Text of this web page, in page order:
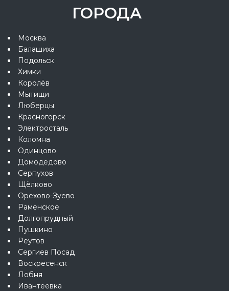
ГОРОДА
Москва
Балашиха
Подольск
Химки
Королёв
Мытищи
Люберцы
Красногорск
Электросталь
Коломна
Одинцово
Домодедово
Серпухов
Щёлково
Орехово-Зуево
Раменское
Долгопрудный
Пушкино
Реутов
Сергиев Посад
Воскресенск
Лобня
Ивантеевка